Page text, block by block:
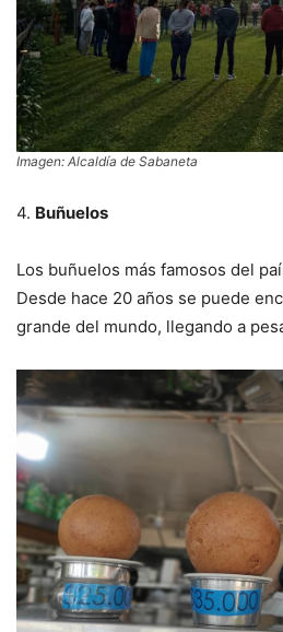
Imagen: Alcaldía de Sabaneta
4. Buñuelos
Los buñuelos más famosos del
Desde hace 20 años se puede
grande del mundo, llegando a